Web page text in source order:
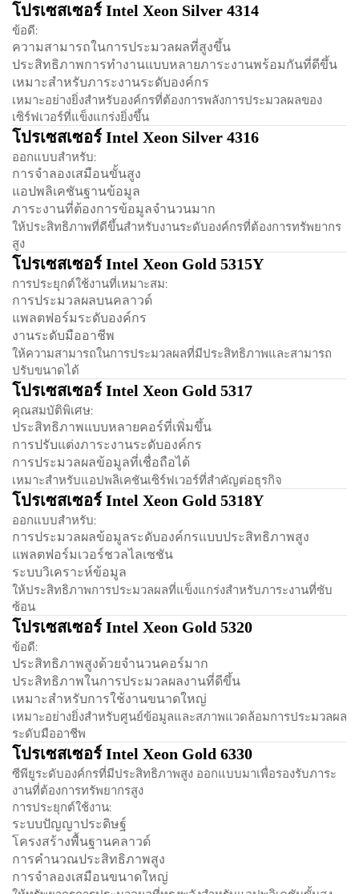
โปรเซสเซอร์ Intel Xeon Silver 4314
ข้อดี:
ความสามารถในการประมวลผลที่สูงขึ้น
ประสิทธิภาพการทำงานแบบหลายภาระงานพร้อมกันที่ดีขึ้น
เหมาะสำหรับภาระงานระดับองค์กร
เหมาะอย่างยิ่งสำหรับองค์กรที่ต้องการพลังการประมวลผลของ
เซิร์ฟเวอร์ที่แข็งแกร่งยิ่งขึ้น
โปรเซสเซอร์ Intel Xeon Silver 4316
ออกแบบสำหรับ:
การจำลองเสมือนขั้นสูง
แอปพลิเคชันฐานข้อมูล
ภาระงานที่ต้องการข้อมูลจำนวนมาก
ให้ประสิทธิภาพที่ดีขึ้นสำหรับงานระดับองค์กรที่ต้องการทรัพยากร
สูง
โปรเซสเซอร์ Intel Xeon Gold 5315Y
การประยุกต์ใช้งานที่เหมาะสม:
การประมวลผลบนคลาวด์
แพลตฟอร์มระดับองค์กร
งานระดับมืออาชีพ
ให้ความสามารถในการประมวลผลที่มีประสิทธิภาพและสามารถ
ปรับขนาดได้
โปรเซสเซอร์ Intel Xeon Gold 5317
คุณสมบัติพิเศษ:
ประสิทธิภาพแบบหลายคอร์ที่เพิ่มขึ้น
การปรับแต่งภาระงานระดับองค์กร
การประมวลผลข้อมูลที่เชื่อถือได้
เหมาะสำหรับแอปพลิเคชันเซิร์ฟเวอร์ที่สำคัญต่อธุรกิจ
โปรเซสเซอร์ Intel Xeon Gold 5318Y
ออกแบบสำหรับ:
การประมวลผลข้อมูลระดับองค์กรแบบประสิทธิภาพสูง
แพลตฟอร์มเวอร์ชวลไลเซชัน
ระบบวิเคราะห์ข้อมูล
ให้ประสิทธิภาพการประมวลผลที่แข็งแกร่งสำหรับภาระงานที่ซับ
ซ้อน
โปรเซสเซอร์ Intel Xeon Gold 5320
ข้อดี:
ประสิทธิภาพสูงด้วยจำนวนคอร์มาก
ประสิทธิภาพในการประมวลผลงานที่ดีขึ้น
เหมาะสำหรับการใช้งานขนาดใหญ่
เหมาะอย่างยิ่งสำหรับศูนย์ข้อมูลและสภาพแวดล้อมการประมวลผล
ระดับมืออาชีพ
โปรเซสเซอร์ Intel Xeon Gold 6330
ซีพียูระดับองค์กรที่มีประสิทธิภาพสูง ออกแบบมาเพื่อรองรับภาระ
งานที่ต้องการทรัพยากรสูง
การประยุกต์ใช้งาน:
ระบบปัญญาประดิษฐ์
โครงสร้างพื้นฐานคลาวด์
การคำนวณประสิทธิภาพสูง
การจำลองเสมือนขนาดใหญ่